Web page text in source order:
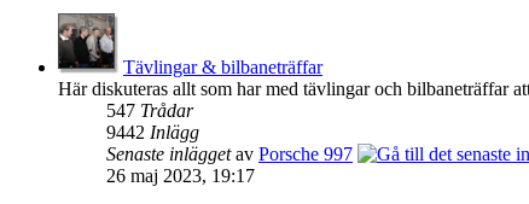
Tävlingar & bilbaneträffar
Här diskuteras allt som har med tävlingar och bilbaneträffar
547 Trådar
9442 Inlägg
Senaste inläggetav Porsche 997
26 maj 2023, 19:17